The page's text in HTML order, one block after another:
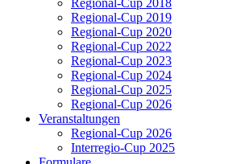
Regional-Cup 2019
Regional-Cup 2020
Regional-Cup 2022
Regional-Cup 2023
Regional-Cup 2024
Regional-Cup 2025
Regional-Cup 2026
Veranstaltungen
Regional-Cup 2026
Interregio-Cup 2025